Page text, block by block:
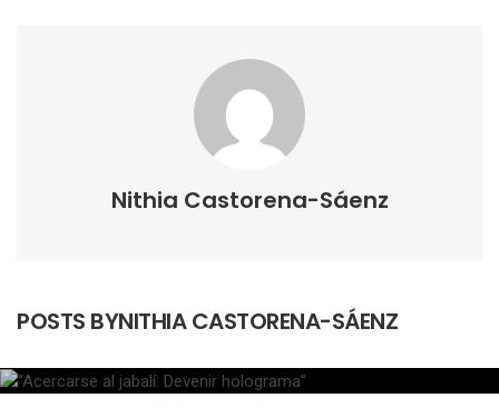
Nithia Castorena-Sáenz
POSTS BYNITHIA CASTORENA-SÁENZ